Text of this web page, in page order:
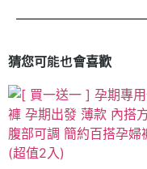
猜您可能也會喜歡